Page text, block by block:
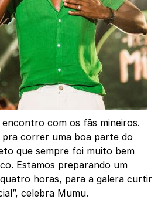
com os fãs mineiros.
pra correr uma boa parte do
que sempre foi muito bem
Estamos preparando um
horas, para a galera curtir
celebra Mumu.